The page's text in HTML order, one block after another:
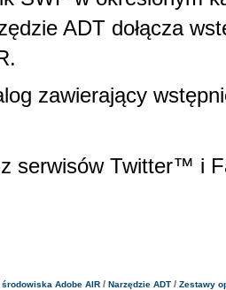
ADT dołącza
zawierający
serwisów Twitter™ i
Adobe AIR / Narzędzie ADT / Zestawy